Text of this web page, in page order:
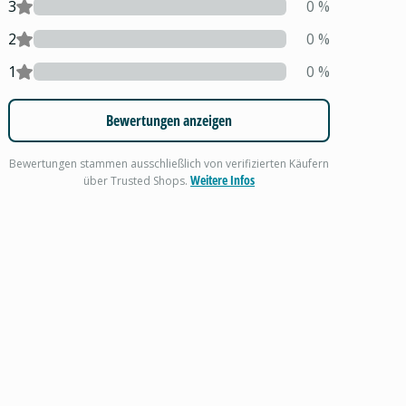
3
0 %
2
0 %
1
0 %
Bewertungen anzeigen
Bewertungen stammen ausschließlich von verifizierten Käufern
über Trusted Shops.Weitere Infos